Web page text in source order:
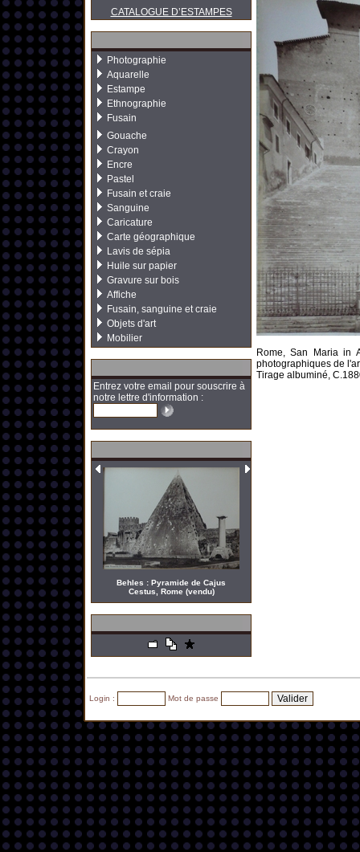
CATALOGUE D’ESTAMPES
Photographie
Aquarelle
Estampe
Ethnographie
Fusain
Gouache
Crayon
Encre
Pastel
Fusain et craie
Sanguine
Caricature
Carte géographique
Lavis de sépia
Huile sur papier
Gravure sur bois
Affiche
Fusain, sanguine et craie
Objets d'art
Mobilier
Entrez votre email pour souscrire à
notre lettre d'information :
Behles : Pyramide de Cajus
Cestus, Rome (vendu)
Rome, San Maria in
photographiques de
Tirage albuminé,
Login : Mot de passe